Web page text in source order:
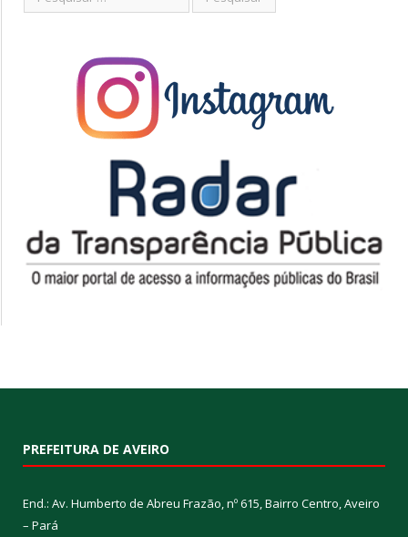
PREFEITURA DE AVEIRO
End.: Av. Humberto de Abreu Frazão, nº 615, Bairro Centro, Aveiro
– Pará